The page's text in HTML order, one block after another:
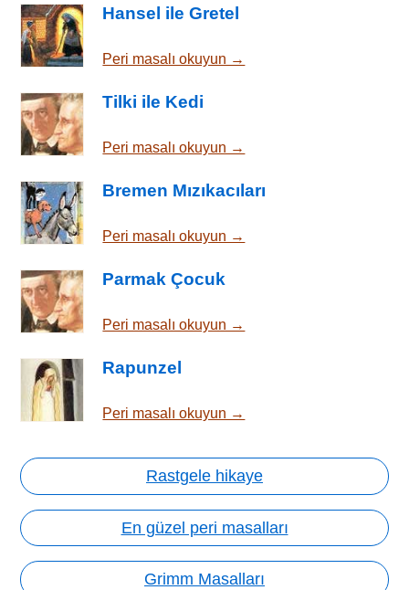
Hansel ile Gretel
Peri masalı okuyun →
Tilki ile Kedi
Peri masalı okuyun →
Bremen Mızıkacıları
Peri masalı okuyun →
Parmak Çocuk
Peri masalı okuyun →
Rapunzel
Peri masalı okuyun →
Rastgele hikaye
En güzel peri masalları
Grimm Masalları